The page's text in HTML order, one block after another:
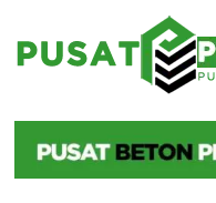
content
Pusat
Precast